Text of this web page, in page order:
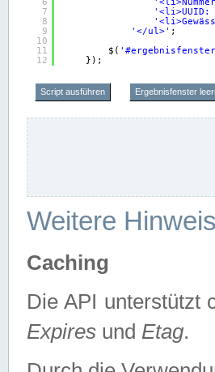
7
8
9
10
11
12
'<li>UUID:
'</ul>' ;
$(
});
Script ausführen Ergebnisfenster
Weitere
Caching
Die API unterstützt
Expires und Etag.